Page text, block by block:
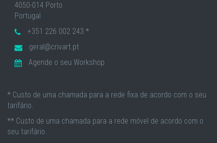
4050-014 Porto
Portugal
+351 226 002 243 *
geral@crivart.pt
Agende o seu Workshop
* Custo de uma chamada para a rede fixa de acordo com o seu
tarifário.
** Custo de uma chamada para a rede móvel de acordo com o
seu tarifário.